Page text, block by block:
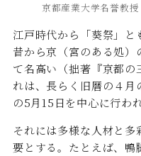
京都産業大学名誉教
江戸時代から「葵祭」
昔から京（宮のある処
て名高い（拙著『京都
れは、長らく旧暦の４
の5月15日を中心に行わ
それには多様な人材と
要とする。たとえば、鴨